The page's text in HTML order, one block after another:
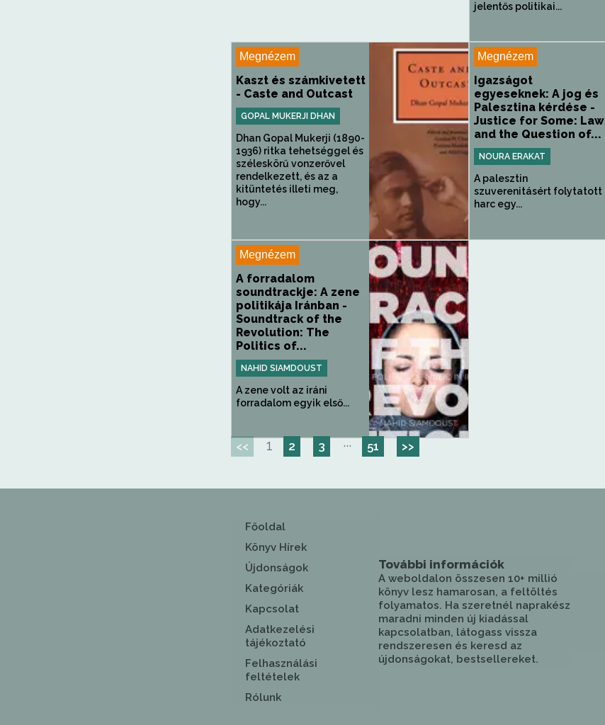
jelentős politikai...
Megnézem
Kaszt és számkivetett
- Caste and Outcast
GOPAL MUKERJI DHAN
Dhan Gopal Mukerji (1890-
1936) ritka tehetséggel és
széleskörű vonzerővel
rendelkezett, és az a
kitüntetés illeti meg,
hogy...
Megnézem
Igazságot
egyeseknek: A jog és
Palesztina kérdése -
Justice for Some: Law
and the Question of...
NOURA ERAKAT
A palesztin
szuverenitásért folytatott
harc egy...
Megnézem
A forradalom
soundtrackje: A zene
politikája Iránban -
Soundtrack of the
Revolution: The
Politics of...
NAHID SIAMDOUST
A zene volt az iráni
forradalom egyik első...
<< 1 2 3 ··· 51 >>
Főoldal
Könyv Hírek
Újdonságok
Kategóriák
Kapcsolat
Adatkezelési
tájékoztató
Felhasználási
feltételek
Rólunk
További információk
A weboldalon összesen 10+ millió
könyv lesz hamarosan, a feltöltés
folyamatos. Ha szeretnél naprakész
maradni minden új kiadással
kapcsolatban, látogass vissza
rendszeresen és keresd az
újdonságokat, bestsellereket.